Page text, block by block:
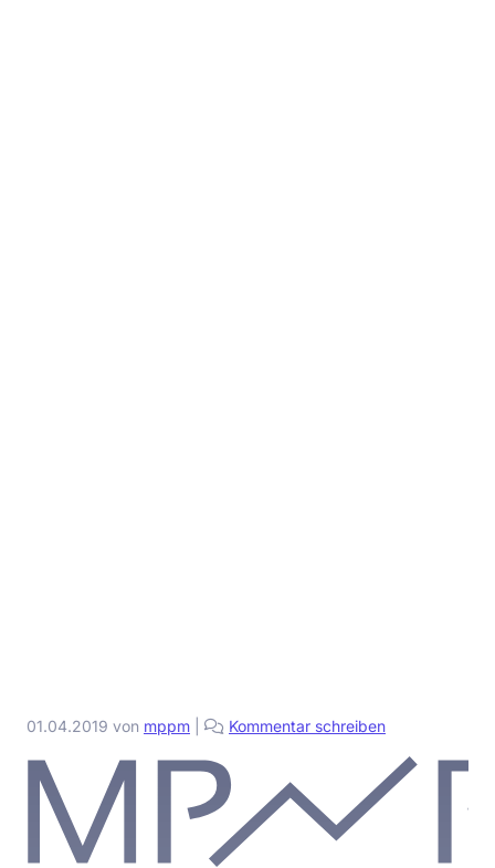
01.04.2019 von mppm Kommentar schreiben